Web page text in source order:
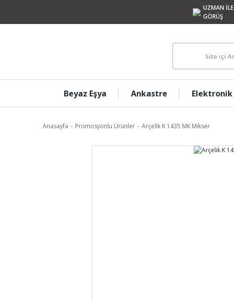
UZMAN İLE
GÖRÜŞ
Beyaz Eşya Ankastre Elektronik
Anasayfa Promosyonlu Ürünler Arçelik K 1435 MK Mikser